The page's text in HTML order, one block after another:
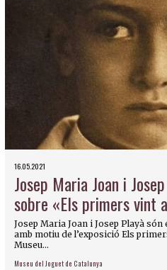
16.05.2021
Josep Maria Joan i
sobre «Els primers vint
Josep Maria Joan i Josep Playà
amb motiu de l’exposició Els
Museu...
Museu del Joguet de Catalunya